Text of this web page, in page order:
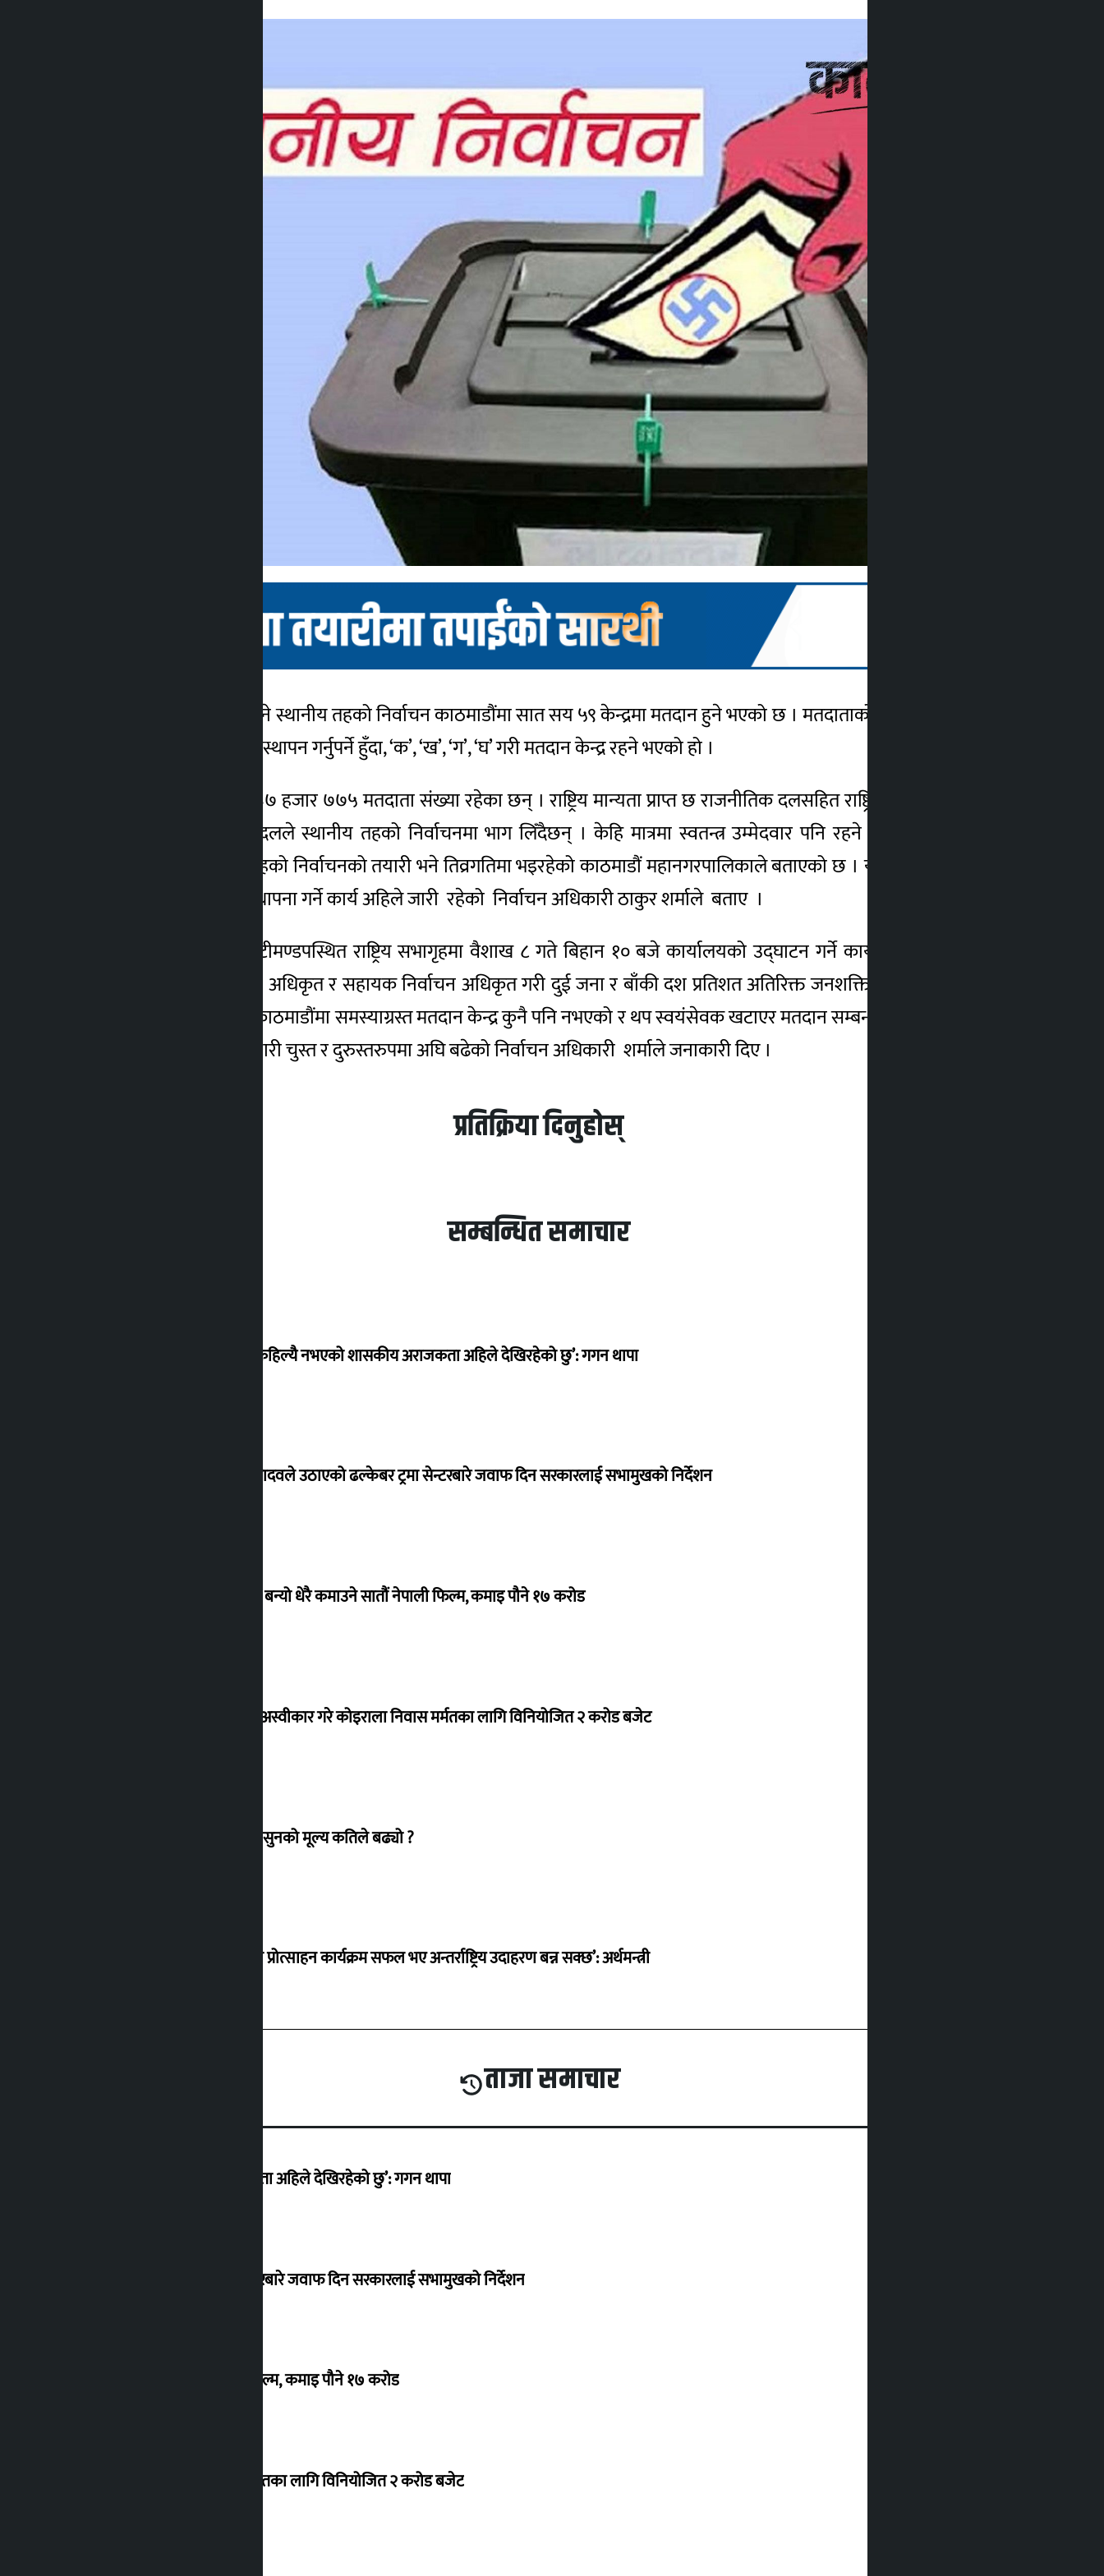
काठमाडौं । वैशाख ३० गते हुने स्थानीय तहको निर्वाचन काठमाडौंमा सात सय ५९ केन्द्रमा मतदान हुने भएको छ । मतदाताको संख्याको आधारमा, बाकस
र कम्प्युटरमा विवरणको व्यवस्थापन गर्नुपर्ने हुँदा, ‘क’, ‘ख’, ‘ग’, ‘घ’ गरी मतदान केन्द्र रहने भएको हो ।
काठमाडौंमा जम्मा छ लाख ३७ हजार ७७५ मतदाता संख्या रहेका छन् । राष्ट्रिय मान्यता प्राप्त छ राजनीतिक दलसहित राष्ट्रिय मान्यता नपाएका ४० गरी
जम्मा ४६ वटा राजनीतिक दलले स्थानीय तहको निर्वाचनमा भाग लिँदैछन् । केहि मात्रमा स्वतन्त्र उम्मेदवार पनि रहने छन्, तर यसको यकिन भने
भइसकेको छैन् । स्थानीय तहको निर्वाचनको तयारी भने तिव्रगतिमा भइरहेको काठमाडौं महानगरपालिकाले बताएको छ । यससँगै सहायक कर्मचारीको
टिम निर्माण गर्ने, कार्यालय स्थापना गर्ने कार्य अहिले जारी रहेको निर्वाचन अधिकारी ठाकुर शर्माले बताए ।
महानगरपालिकाले भने भृकुटीमण्डपस्थित राष्ट्रिय सभागृहमा वैशाख ८ गते बिहान १० बजे कार्यालयको उद्घाटन गर्ने कार्यक्रम समेत रहेको छ । एक
मतदान केन्द्रमा एक निर्वाचन अधिकृत र सहायक निर्वाचन अधिकृत गरी दुई जना र बाँकी दश प्रतिशत अतिरिक्त जनशक्ति पनि खटिने जनाइएको छ ।
सुरक्षा मापदण्डका विषयमा काठमाडौंमा समस्याग्रस्त मतदान केन्द्र कुनै पनि नभएको र थप स्वयंसेवक खटाएर मतदान सम्बन्धमा दुई दिन तालिम पनि गर्ने
तयारी भईरहेको छ । सबै तयारी चुस्त र दुरुस्तरुपमा अघि बढेको निर्वाचन अधिकारी शर्माले जनाकारी दिए ।
प्रतिक्रिया दिनुहोस्
सम्बन्धित समाचार
‘देशमा कहिल्यै नभएको शासकीय अराजकता अहिले देखिरहेको छु’: गगन थापा
सांसद यादवले उठाएको ढल्केबर ट्रमा सेन्टरबारे जवाफ दिन सरकारलाई सभामुखको निर्देशन
‘गौंथली’ बन्यो धेरै कमाउने सातौं नेपाली फिल्म, कमाइ पौने १७ करोड
शेखरले अस्वीकार गरे कोइराला निवास मर्मतका लागि विनियोजित २ करोड बजेट
शुक्रबार सुनको मूल्य कतिले बढ्यो ?
‘करदाता प्रोत्साहन कार्यक्रम सफल भए अन्तर्राष्ट्रिय उदाहरण बन्न सक्छ’: अर्थमन्त्री
ताजा समाचार
‘देशमा कहिल्यै नभएको शासकीय अराजकता अहिले देखिरहेको छु’: गगन थापा
सांसद यादवले उठाएको ढल्केबर ट्रमा सेन्टरबारे जवाफ दिन सरकारलाई सभामुखको निर्देशन
‘गौंथली’ बन्यो धेरै कमाउने सातौं नेपाली फिल्म, कमाइ पौने १७ करोड
शेखरले अस्वीकार गरे कोइराला निवास मर्मतका लागि विनियोजित २ करोड बजेट